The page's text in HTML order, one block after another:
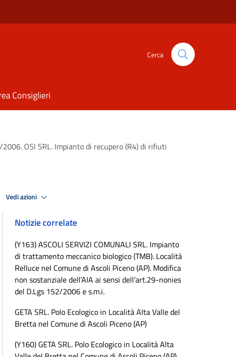
Cerca
Consiglieri
OSI SRL. Impianto di recupero (R4) di rifiuti
Vedi azioni
Notizie correlate
(Y163) ASCOLI SERVIZI COMUNALI SRL. Impianto
di trattamento meccanico biologico (TMB). Località
Relluce nel Comune di Ascoli Piceno (AP). Modifica
non sostanziale dell’AIA ai sensi dell’art.29-nonies
del D.Lgs 152/2006 e s.m.i.
GETA SRL. Polo Ecologico in Località Alta Valle del
Bretta nel Comune di Ascoli Piceno (AP)
(Y160) GETA SRL. Polo Ecologico in Località Alta